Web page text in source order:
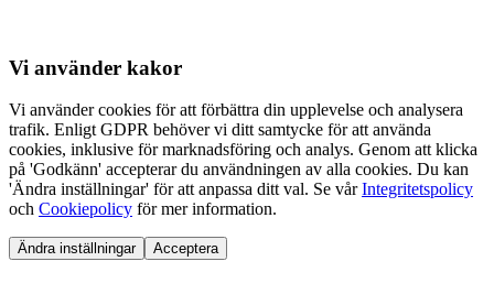
Vi använder kakor
Vi använder cookies för att förbättra din upplevelse och analysera
trafik. Enligt GDPR behöver vi ditt samtycke för att använda
cookies, inklusive för marknadsföring och analys. Genom att klicka
på 'Godkänn' accepterar du användningen av alla cookies. Du kan
'Ändra inställningar' för att anpassa ditt val. Se vårIntegritetspolicy
och Cookiepolicy för mer information.
Ändra inställningar Acceptera